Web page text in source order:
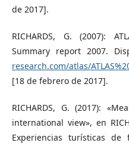
de 2017].
RICHARDS, G. (2007):
Summary report 2007.
research.com/atlas/
[18 de febrero de 2017].
RICHARDS, G. (2017):
international view», en
Experiencias turísticas de